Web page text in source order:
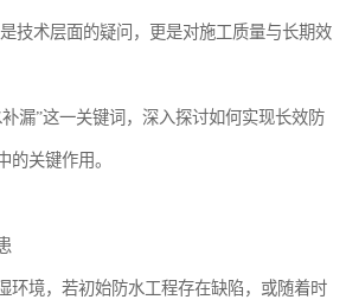
技术层面的疑问，更是对施工质量与长期效
漏”这一关键词，深入探讨如何实现长效防
的关键作用。
环境，若初始防水工程存在缺陷，或随着时